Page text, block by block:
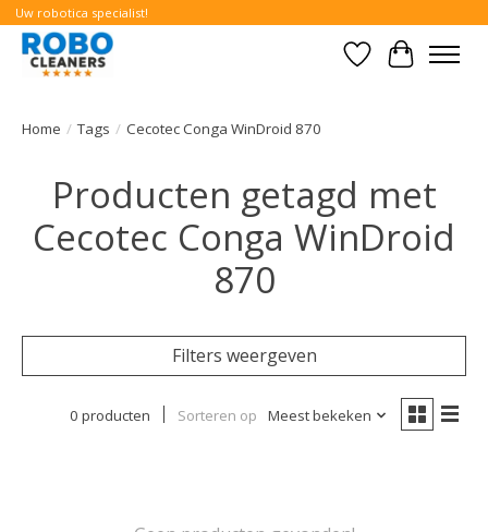
Uw robotica specialist!
Verlanglijst
Home / Tags / Cecotec Conga WinDroid 870
Producten getagd met
Cecotec Conga WinDroid
870
Filters weergeven
0 producten Sorteren op Meest bekeken